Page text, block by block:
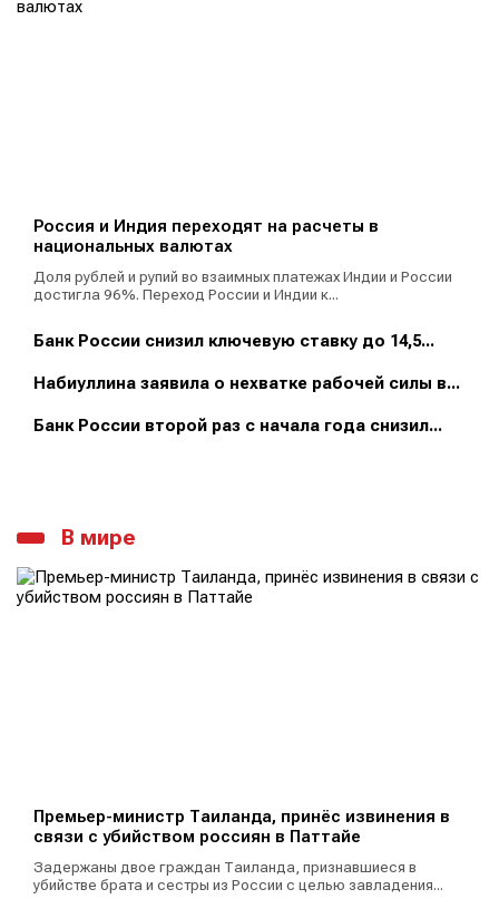
Россия и Индия переходят на расчеты в
национальных валютах
Доля рублей и рупий во взаимных платежах Индии и России
достигла 96%. Переход России и Индии к...
Банк России снизил ключевую ставку до 14,5...
Набиуллина заявила о нехватке рабочей силы в...
Банк России второй раз с начала года снизил...
В мире
Премьер-министр Таиланда, принёс извинения в
связи с убийством россиян в Паттайе
Задержаны двое граждан Таиланда, признавшиеся в
убийстве брата и сестры из России с целью завладения...